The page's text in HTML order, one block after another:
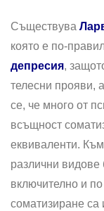
Съществува
която е по-
депресия,
телесни прояви,
се, че много от
всъщност
еквиваленти.
различни видове
включително и
соматизиране